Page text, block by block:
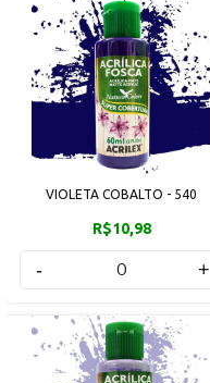
VIOLETA COBALTO - 540
R$10,98
- +